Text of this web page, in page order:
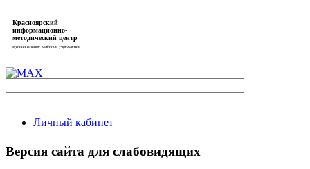
Красноярский
информационно-
методический центр
муниципальное казённое учреждение
Личный кабинет
Версия сайта для слабовидящих